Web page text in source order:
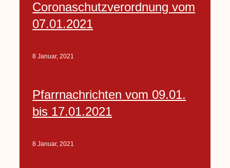
Coronaschutzverordnung vom
07.01.2021
8 Januar, 2021
Pfarrnachrichten vom 09.01.
bis 17.01.2021
8 Januar, 2021